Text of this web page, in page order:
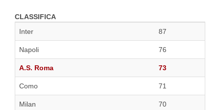
CLASSIFICA
Inter
87
Napoli 76
A.S. Roma 73
Como 71
Milan 70